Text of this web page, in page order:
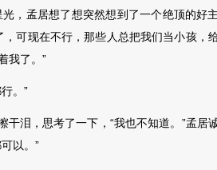
光，孟居想了想突然想到了一个绝顶的好
可现在不行，那些人总把我们当小孩，
我了。”
。”
泪，思考了一下，“我也不知道。”孟居
以。”